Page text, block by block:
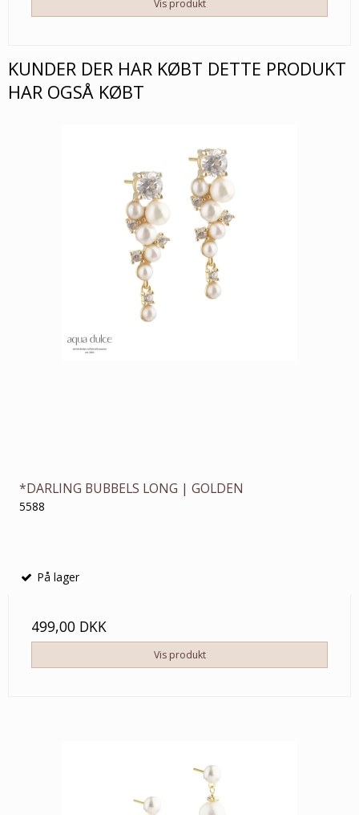
Vis produkt
KUNDER DER HAR KØBT DETTE PRODUKT
HAR OGSÅ KØBT
*DARLING BUBBELS LONG | GOLDEN
5588
På lager
499,00 DKK
Vis produkt